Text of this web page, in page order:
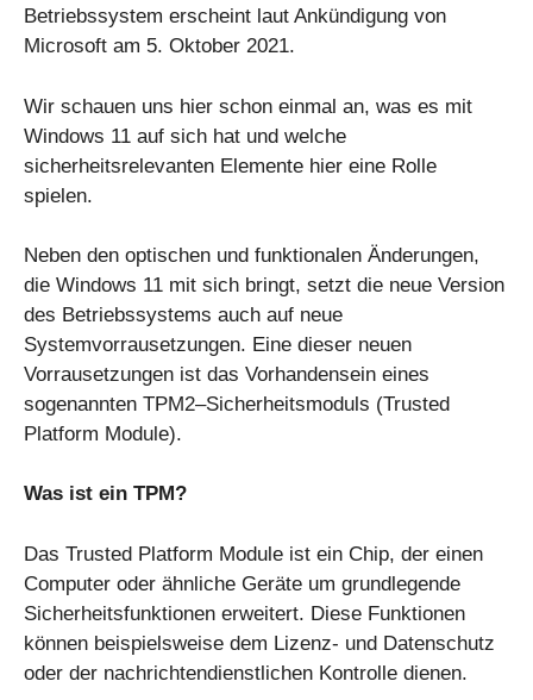
Betriebssystem erscheint laut Ankündigung von
Microsoft am 5. Oktober 2021.
Wir schauen uns hier schon einmal an, was es mit
Windows 11 auf sich hat und welche
sicherheitsrelevanten Elemente hier eine Rolle
spielen.
Neben den optischen und funktionalen Änderungen,
die Windows 11 mit sich bringt, setzt die neue Version
des Betriebssystems auch auf neue
Systemvorrausetzungen. Eine dieser neuen
Vorrausetzungen ist das Vorhandensein eines
sogenannten TPM2–Sicherheitsmoduls (Trusted
Platform Module).
Was ist ein TPM?
Das Trusted Platform Module ist ein Chip, der einen
Computer oder ähnliche Geräte um grundlegende
Sicherheitsfunktionen erweitert. Diese Funktionen
können beispielsweise dem Lizenz- und Datenschutz
oder der nachrichtendienstlichen Kontrolle dienen.